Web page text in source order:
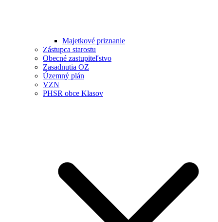
Majetkové priznanie
Zástupca starostu
Obecné zastupiteľstvo
Zasadnutia OZ
Územný plán
VZN
PHSR obce Klasov